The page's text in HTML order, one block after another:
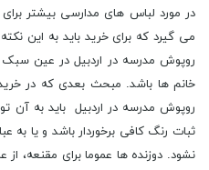
در مورد لباس های مدارسی بیشتر برای
می گیرد که برای خرید باید به این
روپوش مدرسه در اردبیل در عین
خانم ها باشد. مبحث بعدی که در خرید
روپوش مدرسه در اردبیل باید به آن
ثبات رنگ کافی برخوردار باشد و یا به
نشود. دوزنده ها عموما برای مقنعه،